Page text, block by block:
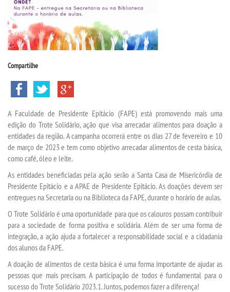
LICENCIATURAS
TECNOLÓGICOS
VESTIBULAR
INSCREVA-SE
TRANSFERÊNCIA
SEGUNDA GRADUAÇÃO
MATRÍCULA
EDITAL - ADENDO 1
PUBLICAÇÕES
Compartilhe
A Faculdade de Presidente Epitácio (FAPE) está promovendo mais uma
edição do Trote Solidário, ação que visa arrecadar alimentos para doação a
entidades da região. A campanha ocorrerá entre os dias 27 de fevereiro e 10
de março de 2023 e tem como objetivo arrecadar alimentos de cesta básica,
como café, óleo e leite.
As entidades beneficiadas pela ação serão a Santa Casa de Misericórdia de
Presidente Epitácio e a APAE de Presidente Epitácio. As doações devem ser
entregues na Secretaria ou na Biblioteca da FAPE, durante o horário de aulas.
O Trote Solidário é uma oportunidade para que os calouros possam contribuir
para a sociedade de forma positiva e solidária. Além de ser uma forma de
integração, a ação ajuda a fortalecer a responsabilidade social e a cidadania
dos alunos da FAPE.
A doação de alimentos de cesta básica é uma forma importante de ajudar as
pessoas que mais precisam. A participação de todos é fundamental para o
sucesso do Trote Solidário 2023.1. Juntos, podemos fazer a diferença!